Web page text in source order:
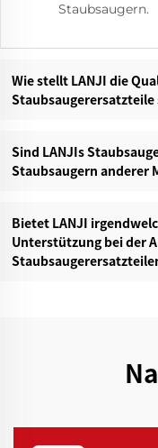
Staubsaugern.
Wie stellt LANJI die
Staubsaugerersatzteile
Sind LANJIs
Staubsaugern anderer
Bietet LANJI
Unterstützung bei der